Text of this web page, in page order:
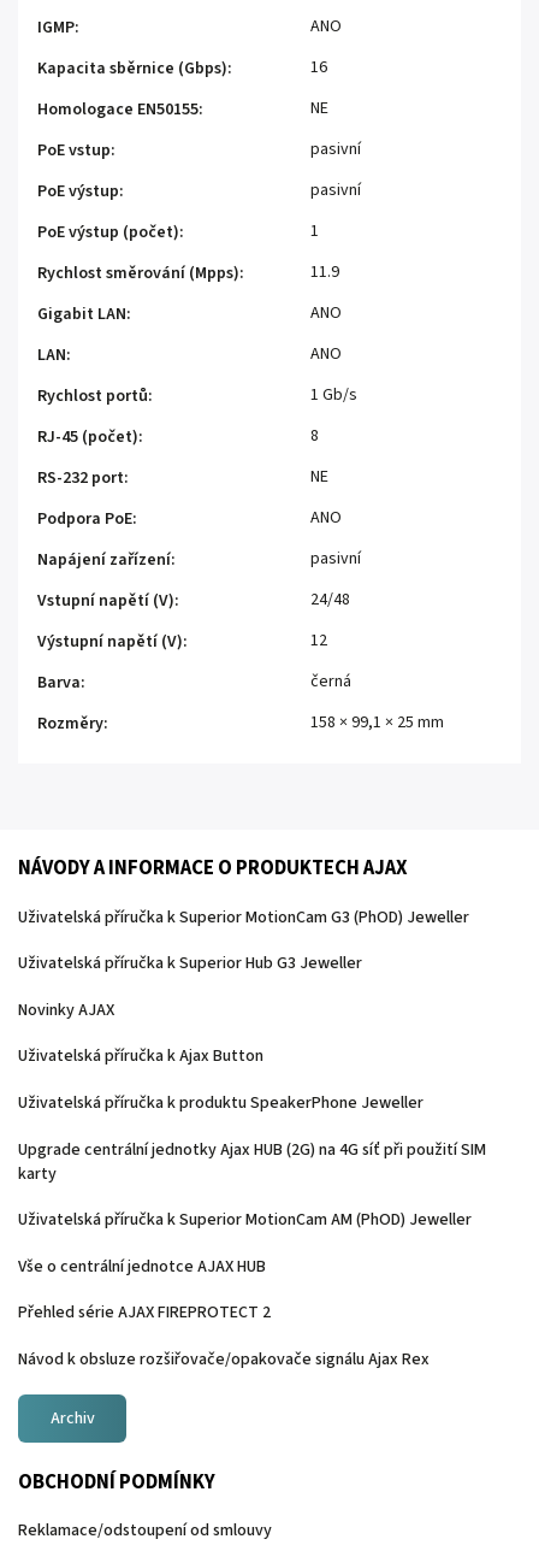
IGMP:
ANO
Kapacita sběrnice (Gbps):
16
Homologace EN50155:
NE
PoE vstup:
pasivní
PoE výstup:
pasivní
PoE výstup (počet):
1
Rychlost směrování (Mpps):
11.9
Gigabit LAN:
ANO
LAN:
ANO
Rychlost portů:
1 Gb/s
RJ-45 (počet):
8
RS-232 port:
NE
Podpora PoE:
ANO
Napájení zařízení:
pasivní
Vstupní napětí (V):
24/48
Výstupní napětí (V):
12
Barva:
černá
Rozměry: 158 × 99,1 × 25 mm
NÁVODY A INFORMACE O PRODUKTECH AJAX
Uživatelská příručka k Superior MotionCam G3 (PhOD) Jeweller
Uživatelská příručka k Superior Hub G3 Jeweller
Novinky AJAX
Uživatelská příručka k Ajax Button
Uživatelská příručka k produktu SpeakerPhone Jeweller
Upgrade centrální jednotky Ajax HUB (2G) na 4G síť při použití SIM
karty
Uživatelská příručka k Superior MotionCam AM (PhOD) Jeweller
Vše o centrální jednotce AJAX HUB
Přehled série AJAX FIREPROTECT 2
Návod k obsluze rozšiřovače/opakovače signálu Ajax Rex
Archiv
OBCHODNÍ PODMÍNKY
Reklamace/odstoupení od smlouvy